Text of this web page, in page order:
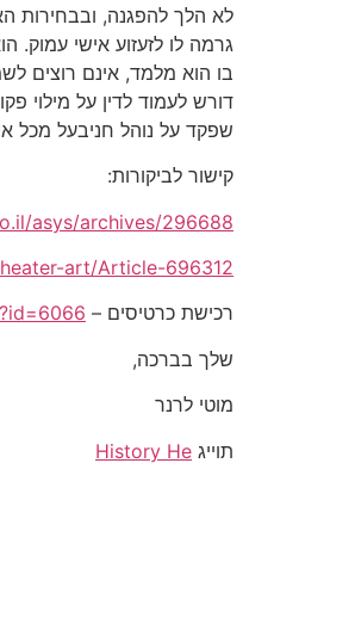
גרמה לו לזעזוע אישי
בו הוא מלמד, אינם רוצים
דורש לעמוד לדין על מילוי
שפקד על נוהל חניבעל מכל
קישור לביקורות:
asys/archives/296688
art/Article-696312
רכישת כרטיסים –
שלך בברכה,
מוטי לרנר
תוייג History He